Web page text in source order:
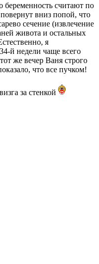
беременность считают по
вниз попой, что
сечение (извлечение
живота и остальных
я
й недели чаще всего
же вечер Ваня строго
что все пучком!
за стенкой